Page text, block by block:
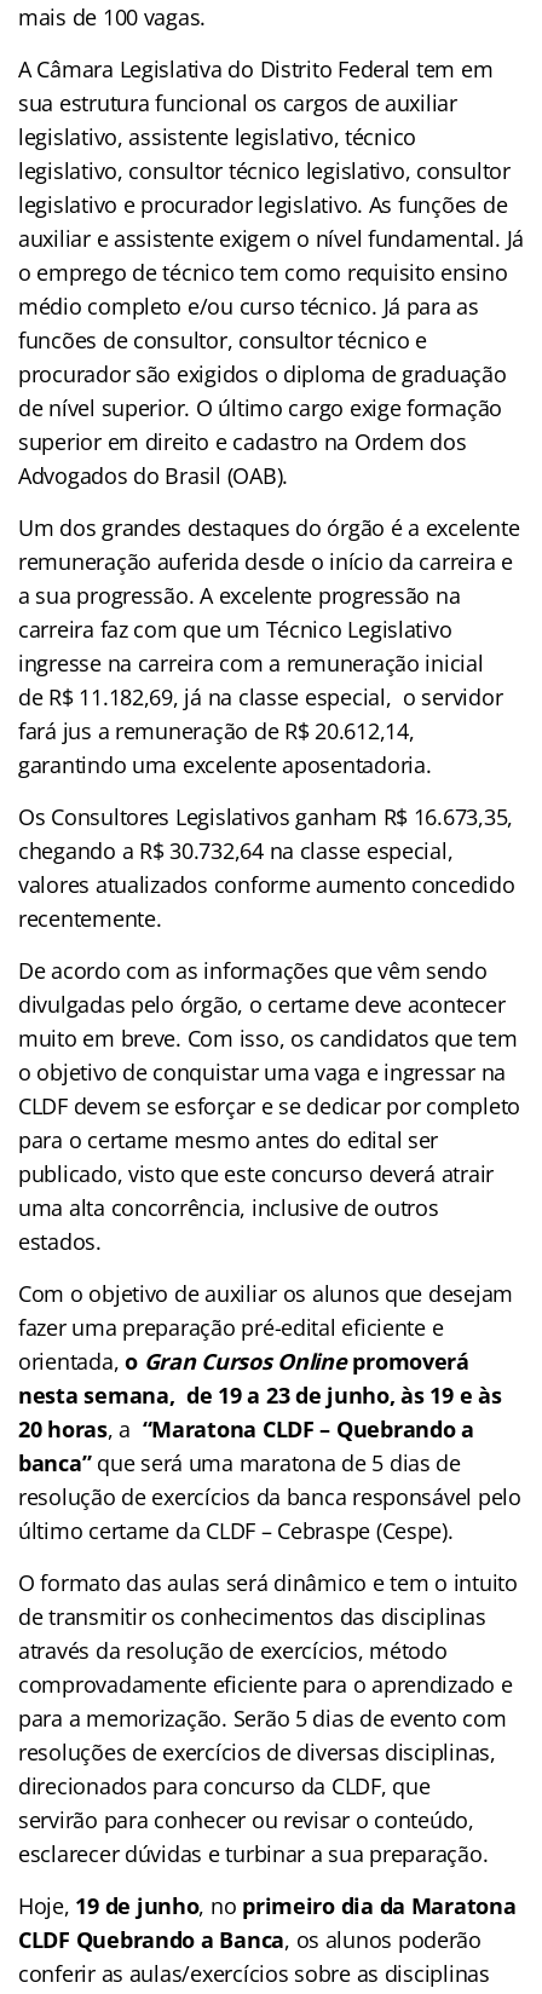
mais de 100 vagas.
A Câmara Legislativa do Distrito Federal tem em
sua estrutura funcional os cargos de auxiliar
legislativo, assistente legislativo, técnico
legislativo, consultor técnico legislativo, consultor
legislativo e procurador legislativo. As funções de
auxiliar e assistente exigem o nível fundamental. Já
o emprego de técnico tem como requisito ensino
médio completo e/ou curso técnico. Já para as
funcões de consultor, consultor técnico e
procurador são exigidos o diploma de graduação
de nível superior. O último cargo exige formação
superior em direito e cadastro na Ordem dos
Advogados do Brasil (OAB).
Um dos grandes destaques do órgão é a excelente
remuneração auferida desde o início da carreira e
a sua progressão. A excelente progressão na
carreira faz com que um Técnico Legislativo
ingresse na carreira com a remuneração inicial
de R$ 11.182,69, já na classe especial, o servidor
fará jus a remuneração de R$ 20.612,14,
garantindo uma excelente aposentadoria.
Os Consultores Legislativos ganham R$ 16.673,35,
chegando a R$ 30.732,64 na classe especial,
valores atualizados conforme aumento concedido
recentemente.
De acordo com as informações que vêm sendo
divulgadas pelo órgão, o certame deve acontecer
muito em breve. Com isso, os candidatos que tem
o objetivo de conquistar uma vaga e ingressar na
CLDF devem se esforçar e se dedicar por completo
para o certame mesmo antes do edital ser
publicado, visto que este concurso deverá atrair
uma alta concorrência, inclusive de outros
estados.
Com o objetivo de auxiliar os alunos que desejam
fazer uma preparação pré-edital eficiente e
orientada,o Gran Cursos Onlinepromoverá
nesta semana, de 19 a 23 de junho, às 19 e às
20 horas, a “Maratona CLDF – Quebrando a
banca” que será uma maratona de 5 dias de
resolução de exercícios da banca responsável pelo
último certame da CLDF – Cebraspe (Cespe).
O formato das aulas será dinâmico e tem o intuito
de transmitir os conhecimentos das disciplinas
através da resolução de exercícios, método
comprovadamente eficiente para o aprendizado e
para a memorização. Serão 5 dias de evento com
resoluções de exercícios de diversas disciplinas,
direcionados para concurso da CLDF, que
servirão para conhecer ou revisar o conteúdo,
esclarecer dúvidas e turbinar a sua preparação.
Hoje, 19 de junho, no primeiro dia da Maratona
CLDF Quebrando a Banca, os alunos poderão
conferir as aulas/exercícios sobre as disciplinas